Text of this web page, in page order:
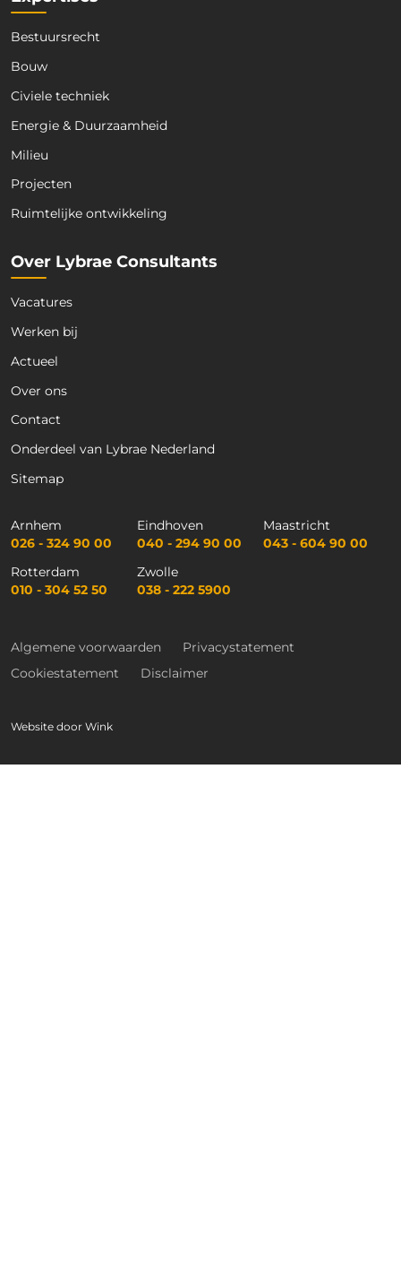
m
i
l
Bestuursrecht
Bouw
Civiele techniek
Energie & Duurzaamheid
Milieu
Projecten
Ruimtelijke ontwikkeling
Over Lybrae Consultants
Vacatures
Werken bij
Actueel
Over ons
Contact
Onderdeel van Lybrae Nederland
Sitemap
Arnhem
026 - 324 90 00
Eindhoven
040 - 294 90 00
Maastricht
043 - 604 90 00
Rotterdam
010 - 304 52 50
Zwolle
038 - 222 5900
Algemene voorwaarden
Privacystatement
Cookiestatement
Disclaimer
Website door Wink